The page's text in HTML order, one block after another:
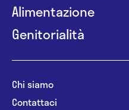
Alimentazione
Genitorialità
Chi siamo
Contattaci